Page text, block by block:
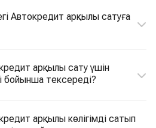
Автокредит арқылы сатуға
арқылы сату үшін
бойынша тексереді?
арқылы көлігімді сатып